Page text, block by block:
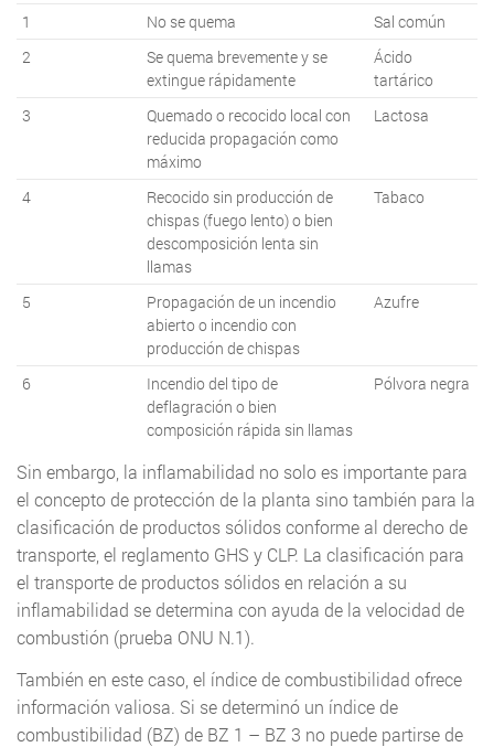
1 No se quema
Sal común
2
Se quema brevemente y se
extingue rápidamente
Ácido
tartárico
3
Quemado o recocido local con
reducida propagación como
máximo
Lactosa
4
Recocido sin producción de
chispas (fuego lento) o bien
descomposición lenta sin
llamas
Tabaco
5
Propagación de un incendio
abierto o incendio con
producción de chispas
Azufre
6
Incendio del tipo de
deflagración o bien
composición rápida sin llamas
Pólvora negra
Sin embargo, la inflamabilidad no solo es importante para
el concepto de protección de la planta sino también para la
clasificación de productos sólidos conforme al derecho de
transporte, el reglamento GHS y CLP. La clasificación para
el transporte de productos sólidos en relación a su
inflamabilidad se determina con ayuda de la velocidad de
combustión (prueba ONU N.1).
También en este caso, el índice de combustibilidad ofrece
información valiosa. Si se determinó un índice de
combustibilidad (BZ) de BZ 1 – BZ 3 no puede partirse de